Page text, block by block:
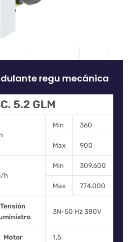
regu mecánica
5.2 GLM
Min 360
Max 900
h
Min 309.600
Max 774.000
Tensión
3N-50 Hz 380V
Motor 1,5